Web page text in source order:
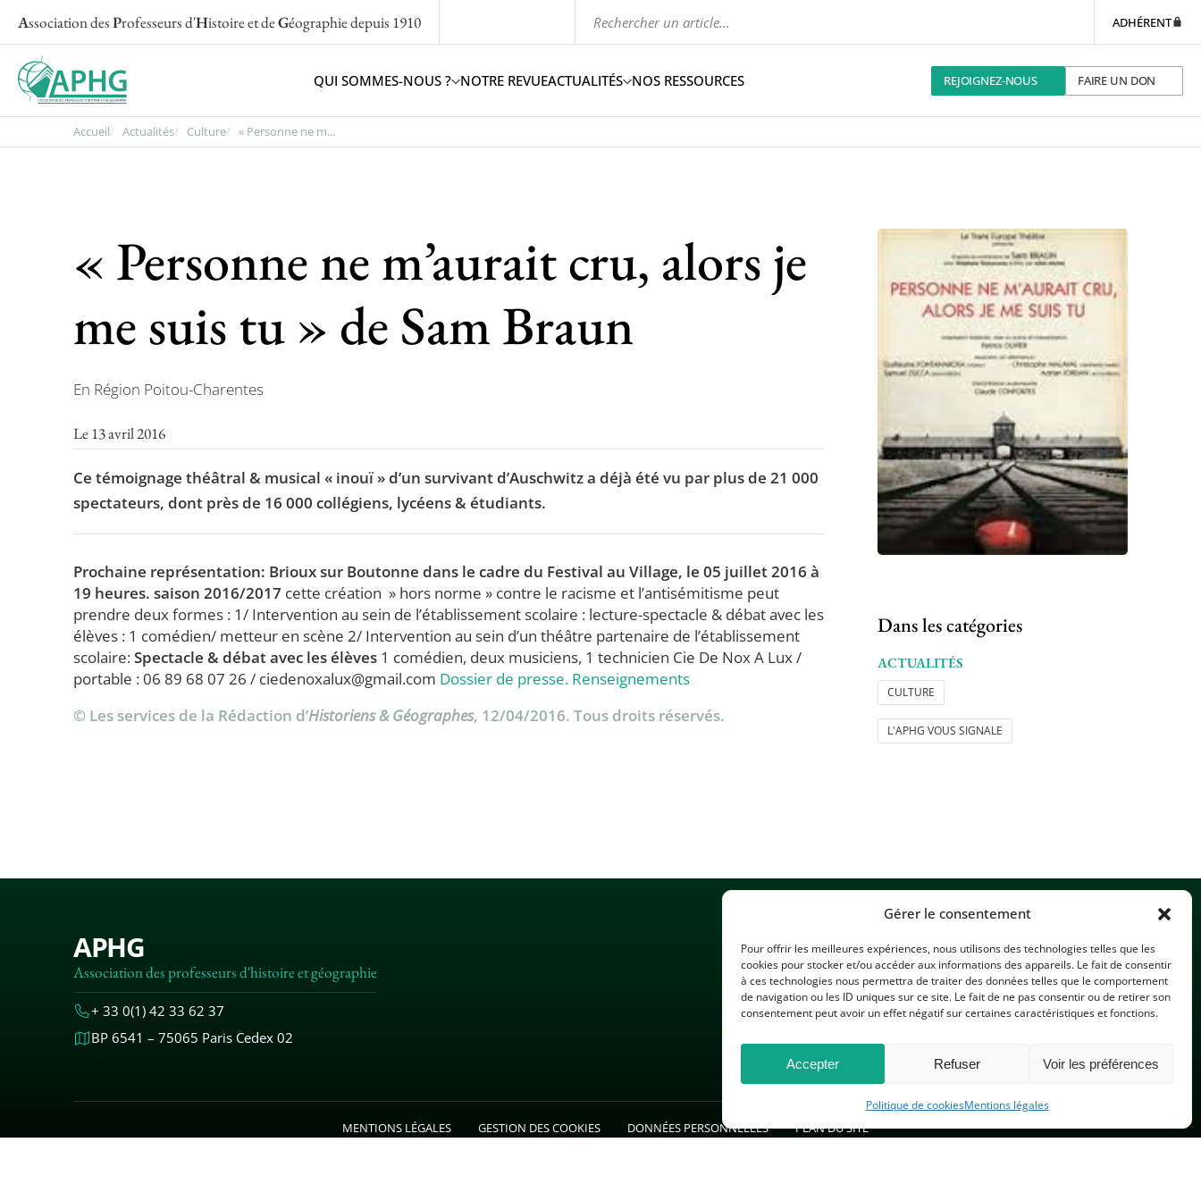
Gérer le consentement
Pour offrir les meilleures expériences, nous utilisons des technologies telles que les
cookies pour stocker et/ou accéder aux informations des appareils. Le fait de consentir
à ces technologies nous permettra de traiter des données telles que le comportement
de navigation ou les ID uniques sur ce site. Le fait de ne pas consentir ou de retirer son
consentement peut avoir un effet négatif sur certaines caractéristiques et fonctions.
Accepter Refuser Voir les préférences
Politique de cookiesMentions légales
Association desProfesseurs d'Histoire et deGéographiedepuis 1910 ADHÉRENT
QUI SOMMES-NOUS ? NOTRE REVUEACTUALITÉS NOS RESSOURCES REJOIGNEZ-NOUS FAIRE UN DON
Accueil Actualités Culture « Personne ne m...
« Personne ne m’aurait cru, alors je
me suis tu » de Sam Braun
En Région Poitou-Charentes
Le 13 avril 2016
Ce témoignage théâtral & musical « inouï » d’un survivant d’Auschwitz a déjà été vu par plus de 21 000
spectateurs, dont près de 16 000 collégiens, lycéens & étudiants.
Prochaine représentation: Brioux sur Boutonne dans le cadre du Festival au Village, le 05 juillet 2016 à
19 heures. saison 2016/2017 cette création » hors norme » contre le racisme et l’antisémitisme peut
prendre deux formes : 1/ Intervention au sein de l’établissement scolaire : lecture-spectacle & débat avec les
élèves : 1 comédien/ metteur en scène 2/ Intervention au sein d’un théâtre partenaire de l’établissement
scolaire:Spectacle & débat avec les élèves 1 comédien, deux musiciens, 1 technicien Cie De Nox A Lux /
portable : 06 89 68 07 26 / ciedenoxalux@gmail.com Dossier de presse. Renseignements
© Les services de la Rédaction d’Historiens & Géographes, 12/04/2016. Tous droits réservés.
Dans les catégories
ACTUALITÉS
CULTURE
L'APHG VOUS SIGNALE
APHG
Association des professeurs d'histoire et géographie
+ 33 0(1) 42 33 62 37
BP 6541 – 75065 Paris Cedex 02
CONTACTEZ-NOUS
MENTIONS LÉGALES GESTION DES COOKIES DONNÉES PERSONNELLES PLAN DU SITE